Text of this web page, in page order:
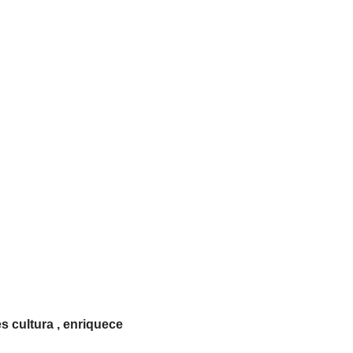
cultura , enriquece